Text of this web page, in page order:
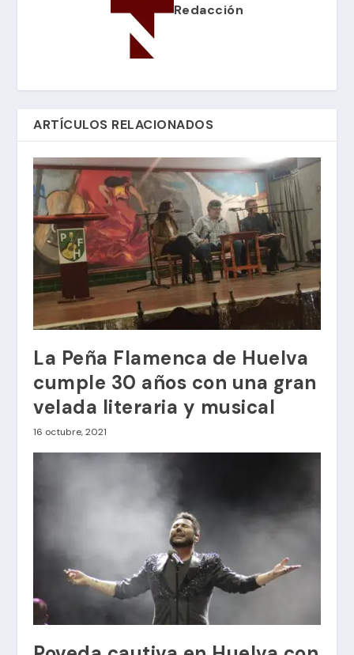
Redacción
ARTÍCULOS RELACIONADOS
La Peña Flamenca de Huelva
cumple 30 años con una gran
velada literaria y musical
16 octubre, 2021